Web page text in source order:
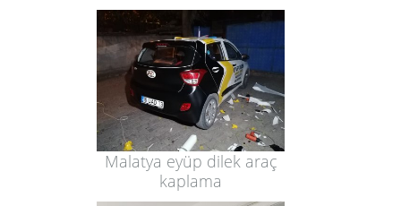
Malatya eyüp dilek araç
kaplama